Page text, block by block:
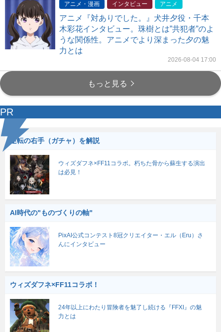
アニメ・漫画 インタビュー アニメ
アニメ『対ありでした。』犬井夕役・千本
木彩花インタビュー。珠樹とは”共犯者”のよ
うな関係性。アニメでより深まった夕の魅
力とは
2026-08-04 17:00
もっと見る
PR
逆転の右手（ガチャ）を解説
ウィズダフネ×FF11コラボ。朽ちた骨から蘇生する演出
は必見！
AI時代の"ものづくりの軸"
PixAI公式コンテスト8冠クリエイター・エル（Eru）さ
んにインタビュー
ウィズダフネ×FF11コラボ！
24年以上にわたり冒険者を魅了し続ける『FFXI』の魅
力とは